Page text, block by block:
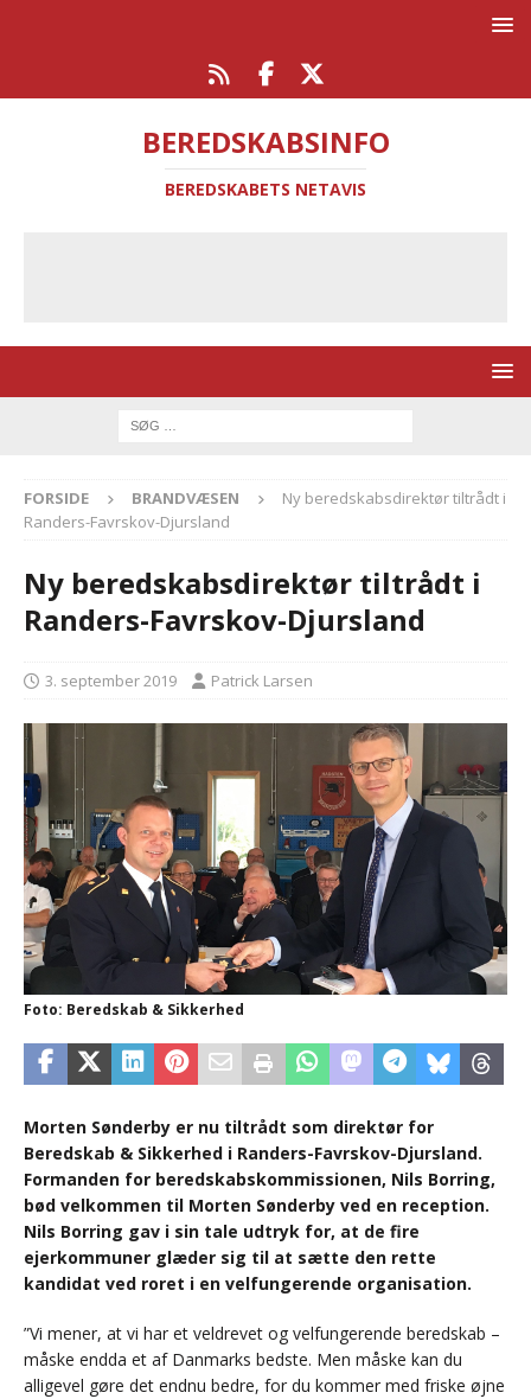
BEREDSKABSINFO
BEREDSKABETS NETAVIS
FORSIDE BRANDVÆSEN
Ny beredskabsdirektør tiltrådt i
Randers-Favrskov-Djursland
Ny beredskabsdirektør tiltrådt i
Randers-Favrskov-Djursland
3. september 2019 Patrick Larsen
Foto: Beredskab & Sikkerhed
Morten Sønderby er nu tiltrådt som direktør for
Beredskab & Sikkerhed i Randers-Favrskov-Djursland.
Formanden for beredskabskommissionen, Nils Borring,
bød velkommen til Morten Sønderby ved en reception.
Nils Borring gav i sin tale udtryk for, at de fire
ejerkommuner glæder sig til at sætte den rette
kandidat ved roret i en velfungerende organisation.
”Vi mener, at vi har et veldrevet og velfungerende beredskab –
måske endda et af Danmarks bedste. Men måske kan du
alligevel gøre det endnu bedre, for du kommer med friske øjne